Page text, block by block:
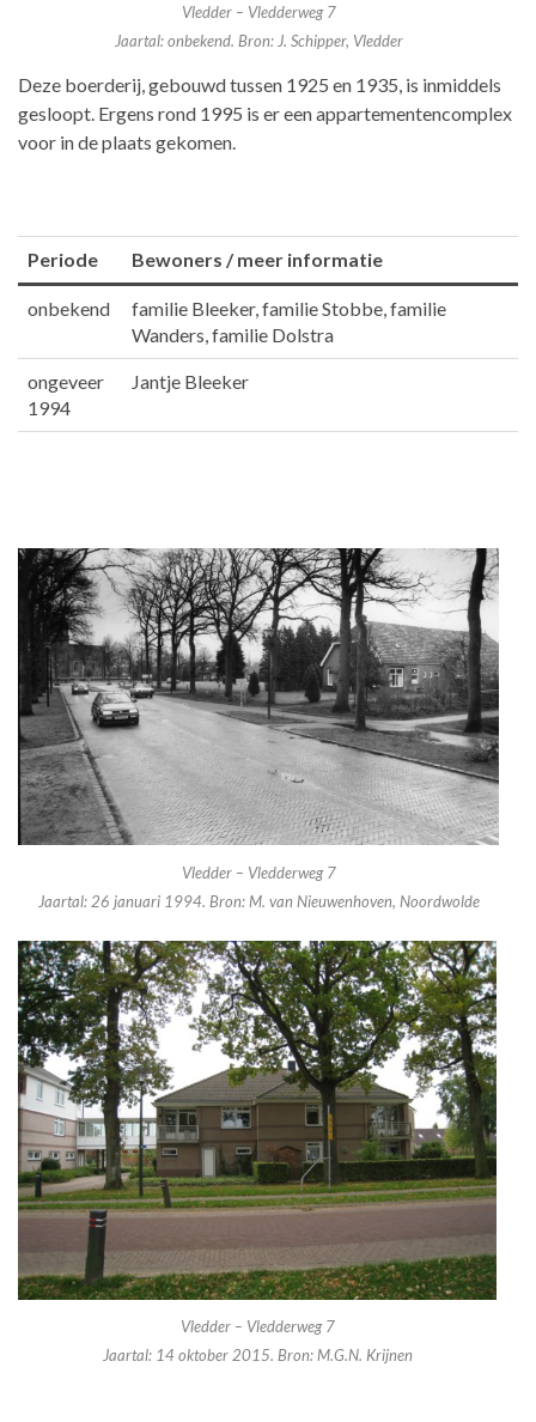
Vledder – Vledderweg 7
Jaartal: onbekend. Bron: J. Schipper, Vledder
Deze boerderij, gebouwd tussen 1925 en 1935, is inmiddels
gesloopt. Ergens rond 1995 is er een appartementencomplex
voor in de plaats gekomen.
Periode Bewoners / meer informatie
onbekend
familie Bleeker, familie Stobbe, familie
Wanders, familie Dolstra
ongeveer
1994
Jantje Bleeker
Vledder – Vledderweg 7
Jaartal: 26 januari 1994. Bron: M. van Nieuwenhoven, Noordwolde
Vledder – Vledderweg 7
Jaartal: 14 oktober 2015. Bron: M.G.N. Krijnen